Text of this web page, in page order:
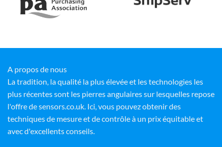
A propos de nous
La tradition, la qualité la plus élevée et les technologies les
plus récentes sont les pierres angulaires sur lesquelles repose
l'offre de sensors.co.uk. Ici, vous pouvez obtenir des
techniques de mesure et de contrôle à un prix équitable et
avec d'excellents conseils.